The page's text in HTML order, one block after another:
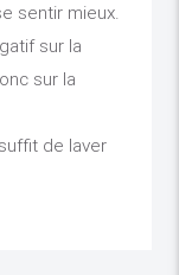
sentir mieux.
sur la
sur la
de laver